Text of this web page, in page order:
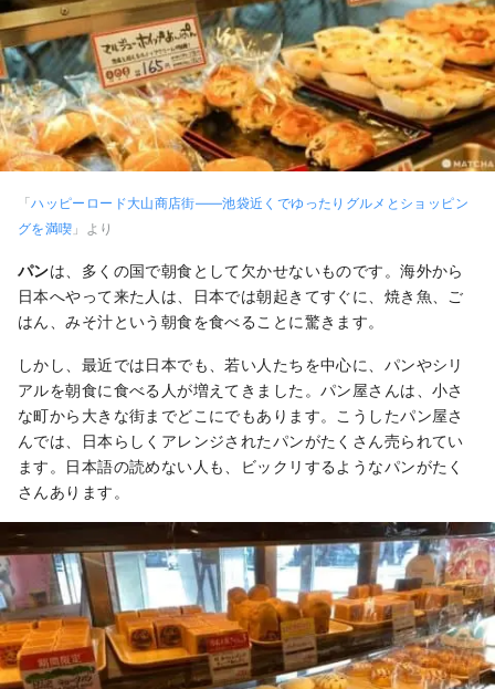
「ハッピーロード大山商店街――池袋近くでゆったりグルメとショッピン
グを満喫 」より
パンは、多くの国で朝食として欠かせないものです。海外から
日本へやって来た人は、日本では朝起きてすぐに、焼き魚、ご
はん、みそ汁という朝食を食べることに驚きます。
しかし、最近では日本でも、若い人たちを中心に、パンやシリ
アルを朝食に食べる人が増えてきました。パン屋さんは、小さ
な町から大きな街までどこにでもあります。こうしたパン屋さ
んでは、日本らしくアレンジされたパンがたくさん売られてい
ます。日本語の読めない人も、ビックリするようなパンがたく
さんあります。